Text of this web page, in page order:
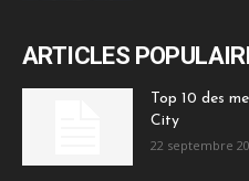
ARTICLES
Top 10 des
City
22 septembre